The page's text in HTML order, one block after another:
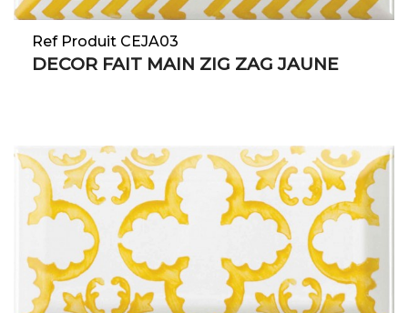
Ref Produit CEJA03
DECOR FAIT MAIN ZIG ZAG JAUNE